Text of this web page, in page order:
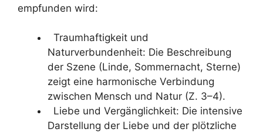
empfunden wird:
Traumhaftigkeit und
Naturverbundenheit: Die Beschreibung
der Szene (Linde, Sommernacht, Sterne)
zeigt eine harmonische Verbindung
zwischen Mensch und Natur (Z. 3–4).
Liebe und Vergänglichkeit: Die intensive
Darstellung der Liebe und der plötzliche